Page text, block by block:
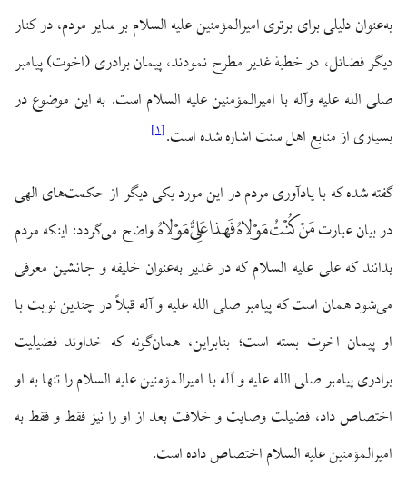
به‌عنوان دلیلی برای برتری امیرالمؤمنین علیه السلام بر سایر مردم، در کنار
دیگر فضائل، در خطبهٔ غدیر مطرح نمودند، پیمان برادری (اخوت) پیامبر
صلی الله علیه وآله با امیرالمؤمنین علیه السلام است. به این موضوع در
بسیاری از منابع اهل سنت اشاره شده است.[۱]
گفته شده که با یادآوری مردم در این مورد یکی دیگر از حکمت‌های الهی
در بیان عبارتمَنْ کُنْتُ مَوْلاهُ فَهذا عَلِیٌّ مَوْلاهُواضح می‌گردد: اینکه مردم
بدانند که علی علیه السلام که در غدیر به‌عنوان خلیفه و جانشین معرفی
می‌شود همان است که پیامبر صلی الله علیه و آله قبلاً در چندین نوبت با
او پیمان اخوت بسته است؛ بنابراین، همان‌گونه که خداوند فضیلیت
برادری پیامبر صلی الله علیه و آله با امیرالمؤمنین علیه السلام را تنها به او
اختصاص داد، فضیلت وصایت و خلافت بعد از او را نیز فقط و فقط به
امیرالمؤمنین علیه السلام اختصاص داده است.